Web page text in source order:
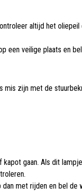
altijd het
een veilige plaats en
zijn met de
gaan. Als dit
met rijden en bel de